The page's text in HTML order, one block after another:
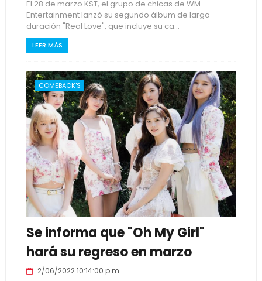
El 28 de marzo KST, el grupo de chicas de WM
Entertainment lanzó su segundo álbum de larga
duración "Real Love", que incluye su ca...
LEER MÁS
COMEBACK'S
Se informa que "Oh My Girl"
hará su regreso en marzo
2/06/2022 10:14:00 p.m.